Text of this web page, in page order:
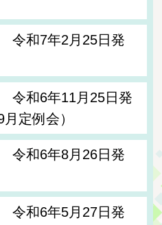
令和7年2月25日発
令和6年11月25日発
定例会）
令和6年8月26日発
令和6年5月27日発